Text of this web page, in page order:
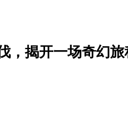
，揭开一场奇幻旅